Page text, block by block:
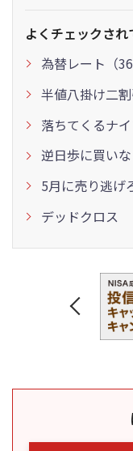
よくチェックされ
為替レート（
半値八掛け二
落ちてくるナ
逆日歩に買い
5月に売り逃げ
デッドクロス